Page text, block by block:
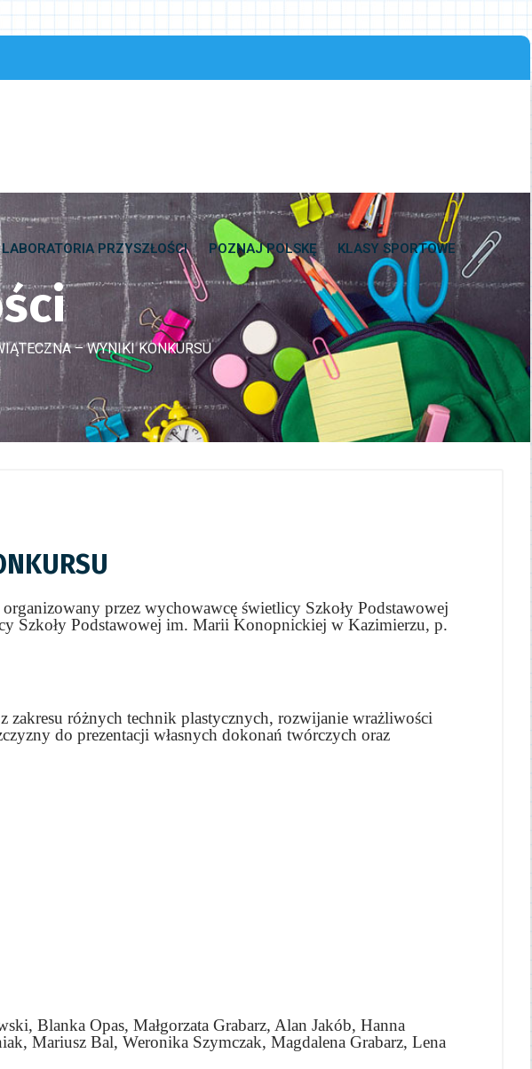
LABORATORIA PRZYSZŁOŚCI POZNAJ POLSKĘ KLASY SPORTOWE
– WYNIKI KONKURSU
przez wychowawcę świetlicy Szkoły Podstawowej
Szkoły Podstawowej im. Marii Konopnickiej w Kazimierzu, p.
różnych technik plastycznych, rozwijanie wrażliwości
do prezentacji własnych dokonań twórczych oraz
Blanka Opas, Małgorzata Grabarz, Alan Jakób, Hanna
Mariusz Bal, Weronika Szymczak, Magdalena Grabarz, Lena